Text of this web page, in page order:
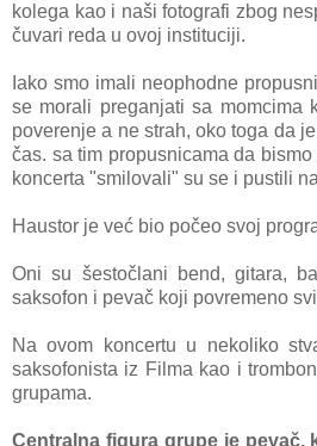
kolega kao i naši fotografi zbog
čuvari reda u ovoj instituciji.
Iako smo imali neophodne
se morali preganjati sa momcima
poverenje a ne strah, oko toga da
čas. sa tim propusnicama da
koncerta "smilovali" su se i pustili
Haustor je već bio počeo svoj
Oni su šestočlani bend, gitara,
saksofon i pevač koji povremeno
Na ovom koncertu u nekoliko
saksofonista iz Filma kao i
grupama.
Centralna figura grupe je pevač,